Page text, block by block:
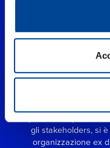
P.IVA IT03802730154
966135 in data 29/06/
gli stakeholders, si
organizzazione ex